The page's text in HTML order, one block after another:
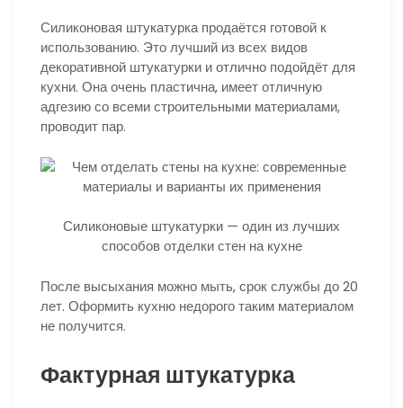
Силиконовая штукатурка продаётся готовой к
использованию. Это лучший из всех видов
декоративной штукатурки и отлично подойдёт для
кухни. Она очень пластична, имеет отличную
адгезию со всеми строительными материалами,
проводит пар.
Силиконовые штукатурки — один из лучших
способов отделки стен на кухне
После высыхания можно мыть, срок службы до 20
лет. Оформить кухню недорого таким материалом
не получится.
Фактурная штукатурка